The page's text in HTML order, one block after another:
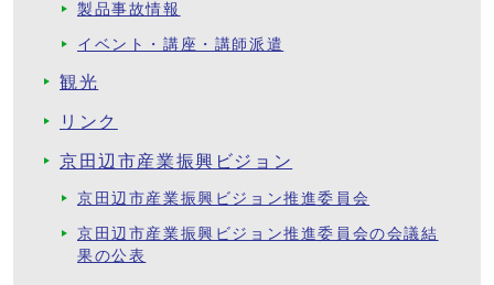
製品事故情報
イベント・講座・講師派遣
観光
リンク
京田辺市産業振興ビジョン
京田辺市産業振興ビジョン推進委員会
京田辺市産業振興ビジョン推進委員会の会議結
果の公表